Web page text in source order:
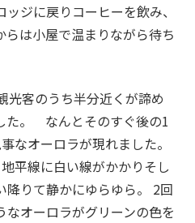
ジに戻りコーヒーを飲み、
らは小屋で温まりながら待ち
光客のうち半分近くが諦め
た。 なんとそのすぐ後の1
なオーロラが現れました。
平線に白い線がかかりそし
降りて静かにゆらゆら。 2回
なオーロラがグリーンの色を